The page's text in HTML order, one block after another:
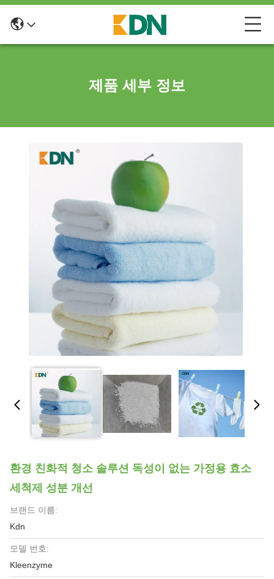
제품 세부 정보
환경 친화적 청소 솔루션 독성이 없는 가정용 효소
세척제 성분 개선
브랜드 이름:
Kdn
모델 번호:
Kleenzyme